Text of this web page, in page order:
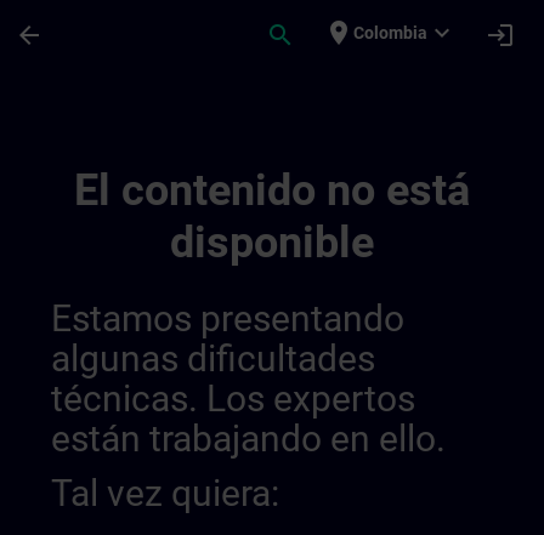
arrow_back search place Colombia expand_more login
El contenido no está
disponible
Estamos presentando
algunas dificultades
técnicas. Los expertos
están trabajando en ello.
Tal vez quiera: